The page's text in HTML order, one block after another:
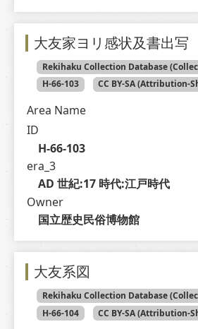
大友家ヨリ感状及書出写
H-66-103
CC BY-SA (Attribution-
Area Name
ID
H-66-103
era_3
AD 世紀:17 時代:江戸時代
Owner
国立歴史民俗博物館
大友系図
H-66-104
CC BY-SA (Attribution-